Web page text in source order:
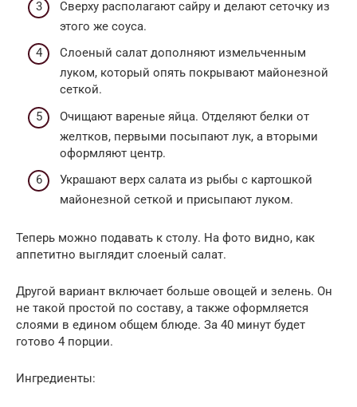
Сверху располагают сайру и делают сеточку из
этого же соуса.
Слоеный салат дополняют измельченным
луком, который опять покрывают майонезной
сеткой.
Очищают вареные яйца. Отделяют белки от
желтков, первыми посыпают лук, а вторыми
оформляют центр.
Украшают верх салата из рыбы с картошкой
майонезной сеткой и присыпают луком.
Теперь можно подавать к столу. На фото видно, как
аппетитно выглядит слоеный салат.
Другой вариант включает больше овощей и зелень. Он
не такой простой по составу, а также оформляется
слоями в едином общем блюде. За 40 минут будет
готово 4 порции.
Ингредиенты: